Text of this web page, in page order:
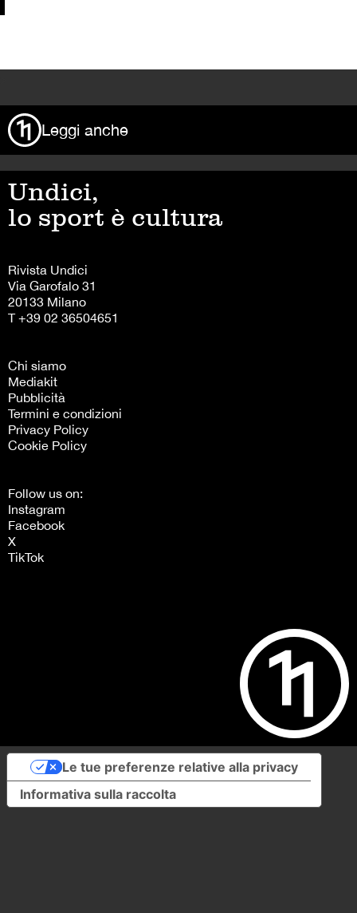
Leggi anche
Undici,
lo sport è cultura
Rivista Undici
Via Garofalo 31
20133 Milano
T +39 02 36504651
Chi siamo
Mediakit
Pubblicità
Termini e condizioni
Privacy Policy
Cookie Policy
Follow us on:
Instagram
Facebook
X
TikTok
Informativa sulla raccolta
Le tue preferenze relative alla privacy